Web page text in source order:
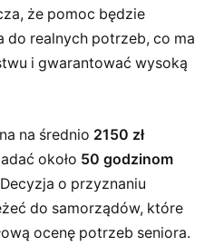
że pomoc będzie
do realnych potrzeb, co ma
i gwarantować wysoką
na średnio 2150 zł
około 50 godzinom
o przyznaniu
do samorządów, które
ocenę potrzeb seniora.